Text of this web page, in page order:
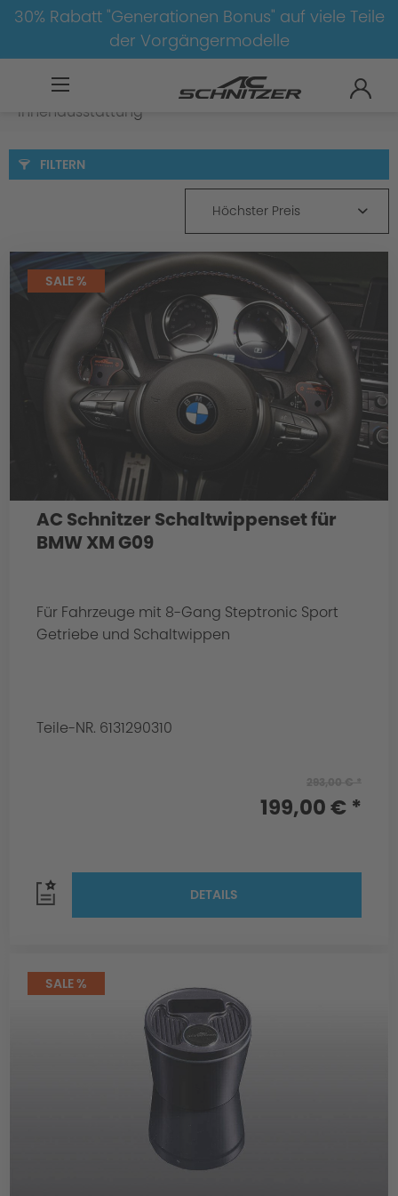
30% Rabatt "Generationen Bonus" auf viele Teile
der Vorgängermodelle
XM-G09
Innenausstattung
FILTERN
Höchster Preis
SALE %
AC Schnitzer Schaltwippenset für
BMW XM G09
Für Fahrzeuge mit 8-Gang Steptronic Sport
Getriebe und Schaltwippen
Teile-NR. 6131290310
199,00 € *
DETAILS
SALE %